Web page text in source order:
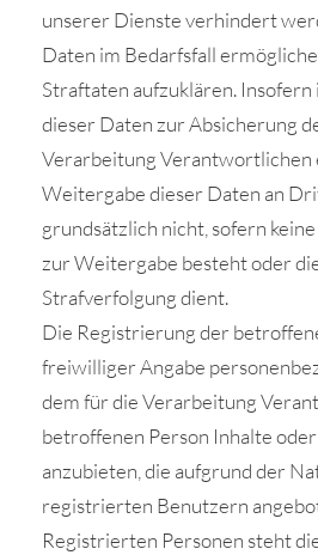
unserer Dienste verhindert
Daten im Bedarfsfall
Straftaten aufzuklären. Insofern
dieser Daten zur Absicherung
Verarbeitung Verantwortlichen
Weitergabe dieser Daten an
grundsätzlich nicht, sofern
zur Weitergabe besteht oder
Strafverfolgung dient.
Die Registrierung der
freiwilliger Angabe
dem für die Verarbeitung
betroffenen Person Inhalte
anzubieten, die aufgrund der
registrierten Benutzern
Registrierten Personen steht